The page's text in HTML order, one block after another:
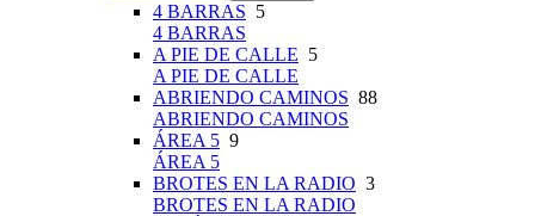
4 BARRAS 5
4 BARRAS
A PIE DE CALLE 5
A PIE DE CALLE
ABRIENDO CAMINOS 88
ABRIENDO CAMINOS
ÁREA 5 9
ÁREA 5
BROTES EN LA RADIO 3
BROTES EN LA RADIO